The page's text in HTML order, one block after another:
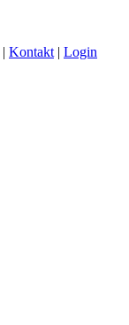
| Kontakt | Login